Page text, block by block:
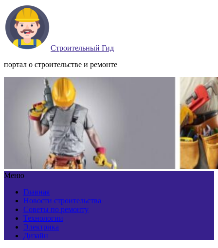
Строительный Гид
портал о строительстве и ремонте
Меню
Главная
Новости строительства
Советы по ремонту
Технологии
Электрика
Дизайн